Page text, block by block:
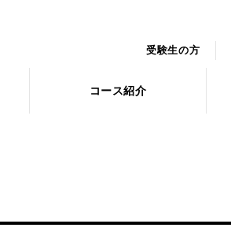
受験生の方
コース紹介